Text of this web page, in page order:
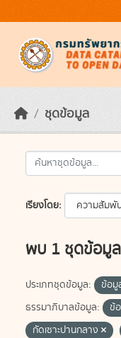
ชุดข้อมูล
เรียงโดย
พบ 1 ชุดข้อมูล
ประเภทชุดข้อมูล: ข้อมู
ธรรมาภิบาลข้อมูล:
ข้
กัดเซาะปานกลาง